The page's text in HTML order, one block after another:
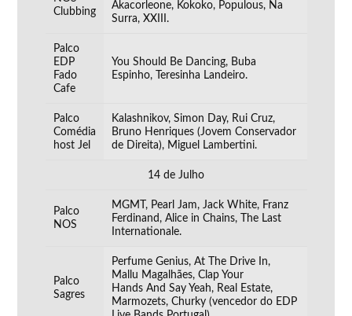
Clubbing
Akacorleone, Kokoko, Populous, Na
Surra, XXIII.
Palco
EDP
Fado
Cafe
You Should Be Dancing, Buba
Espinho, Teresinha Landeiro.
Palco
Comédia
host Jel
Kalashnikov, Simon Day, Rui Cruz,
Bruno Henriques (Jovem Conservador
de Direita), Miguel Lambertini.
14 de Julho
Palco
NOS
MGMT, Pearl Jam, Jack White, Franz
Ferdinand, Alice in Chains, The Last
Internationale.
Palco
Sagres
Perfume Genius, At The Drive In,
Mallu Magalhães, Clap Your
Hands And Say Yeah, Real Estate,
Marmozets, Churky (vencedor do EDP